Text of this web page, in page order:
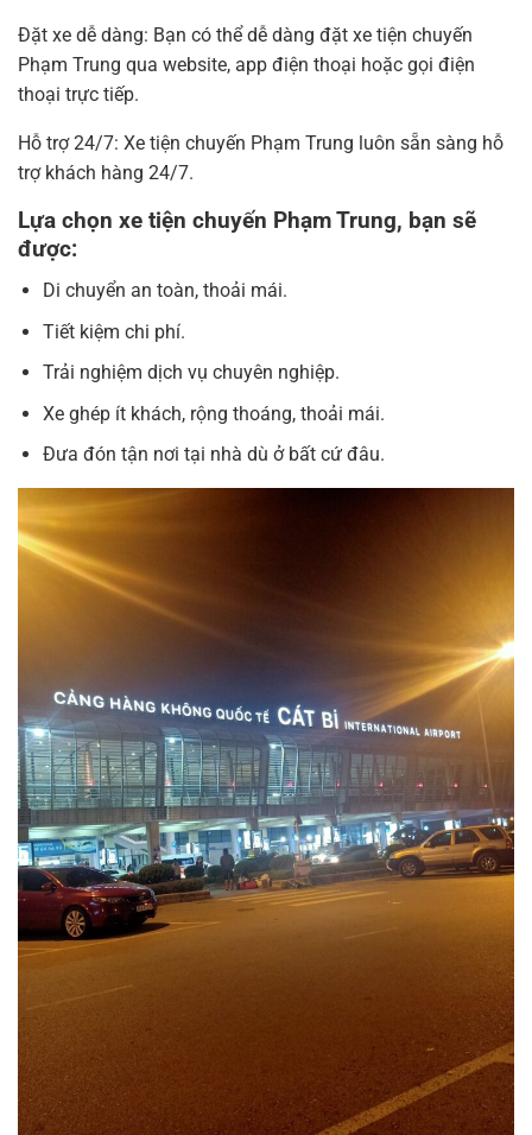
Đặt xe dễ dàng: Bạn có thể dễ dàng đặt xe tiện chuyến
Phạm Trung qua website, app điện thoại hoặc gọi điện
thoại trực tiếp.
Hỗ trợ 24/7: Xe tiện chuyến Phạm Trung luôn sẵn sàng hỗ
trợ khách hàng 24/7.
Lựa chọn xe tiện chuyến Phạm Trung, bạn sẽ
được:
Di chuyển an toàn, thoải mái.
Tiết kiệm chi phí.
Trải nghiệm dịch vụ chuyên nghiệp.
Xe ghép ít khách, rộng thoáng, thoải mái.
Đưa đón tận nơi tại nhà dù ở bất cứ đâu.